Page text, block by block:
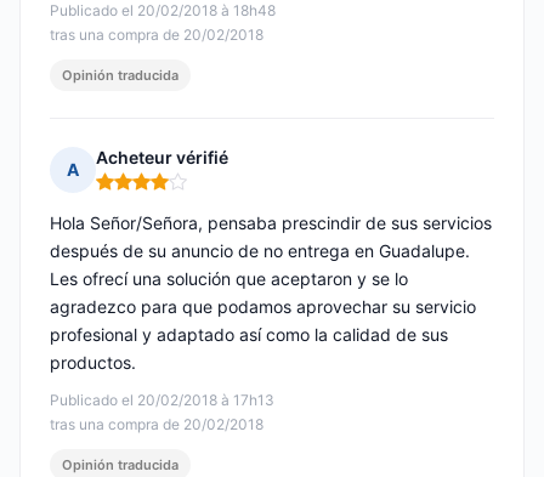
Publicado el 20/02/2018 à 18h48
tras una compra de 20/02/2018
Opinión traducida
A
Acheteur vérifié
Nota: 4 de 5
Publicado el 20/02/2018 à 17h13
tras una compra de 20/02/2018
Hola Señor/Señora, pensaba prescindir de sus servicios
después de su anuncio de no entrega en Guadalupe.
Les ofrecí una solución que aceptaron y se lo
agradezco para que podamos aprovechar su servicio
profesional y adaptado así como la calidad de sus
productos.
Opinión traducida